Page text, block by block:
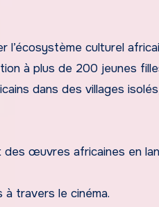
culturel
à plus de 200 jeunes
dans des villages
œuvres africaines en
travers le cinéma.